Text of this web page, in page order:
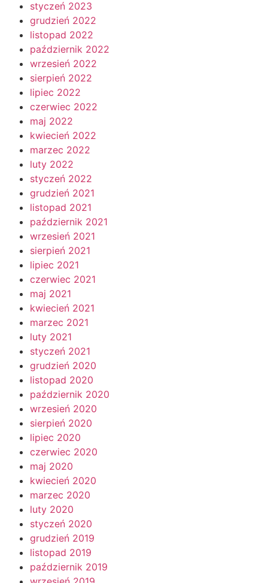
styczeń 2023
grudzień 2022
listopad 2022
październik 2022
wrzesień 2022
sierpień 2022
lipiec 2022
czerwiec 2022
maj 2022
kwiecień 2022
marzec 2022
luty 2022
styczeń 2022
grudzień 2021
listopad 2021
październik 2021
wrzesień 2021
sierpień 2021
lipiec 2021
czerwiec 2021
maj 2021
kwiecień 2021
marzec 2021
luty 2021
styczeń 2021
grudzień 2020
listopad 2020
październik 2020
wrzesień 2020
sierpień 2020
lipiec 2020
czerwiec 2020
maj 2020
kwiecień 2020
marzec 2020
luty 2020
styczeń 2020
grudzień 2019
listopad 2019
październik 2019